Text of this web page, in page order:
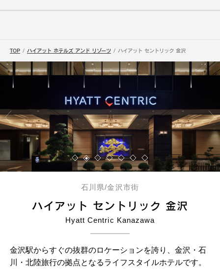
TOP ハイアット ホテルズ アンド リゾーツ ハイアット セントリック 金沢
石川県/金沢市街
ハイアット セントリック 金沢
Hyatt Centric Kanazawa
金沢駅からすぐの抜群のロケーションを誇り、金沢・石
川・北陸旅行の拠点となるライフスタイルホテルです。